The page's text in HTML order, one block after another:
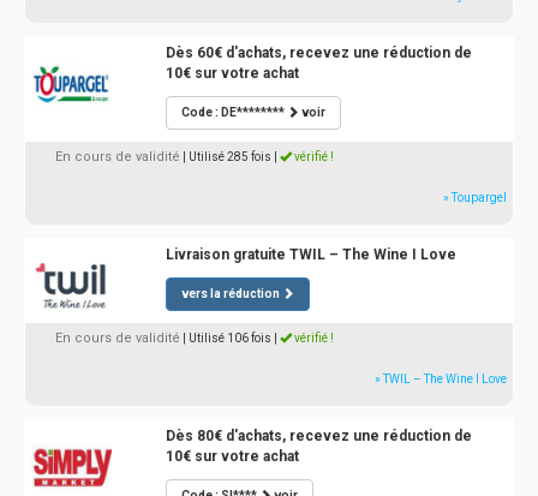
Dès 60€ d'achats, recevez une réduction de
10€ sur votre achat
Code : DE******** voir
En cours de validité | Utilisé 285 fois vérifié !
» Toupargel
Livraison gratuite TWIL – The Wine I Love
vers la réduction
En cours de validité | Utilisé 106 fois vérifié !
» TWIL – The Wine I Love
Dès 80€ d'achats, recevez une réduction de
10€ sur votre achat